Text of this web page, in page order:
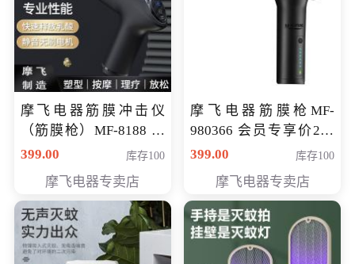
摩飞电器筋膜冲击仪
（筋膜枪）MF-8188 会
员专享价268元
399.00 库存100
摩飞电器专卖店
摩飞电器筋膜枪MF-
980366 会员专享价299
元
399.00 库存100
摩飞电器专卖店